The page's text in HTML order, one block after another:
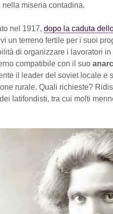
nella miseria contadina.
nel 1917, dopo la caduta
un terreno fertile per i suoi
di organizzare i lavoratori
compatibile con il suo
il leader del soviet locale e
rurale. Quali richieste?
latifondisti, tra cui molti